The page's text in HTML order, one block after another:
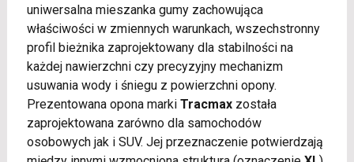
uniwersalna mieszanka gumy zachowująca
właściwości w zmiennych warunkach, wszechstronny
profil bieżnika zaprojektowany dla stabilności na
każdej nawierzchni czy precyzyjny mechanizm
usuwania wody i śniegu z powierzchni opony.
Prezentowana opona marki Tracmaxzostała
zaprojektowana zarówno dla samochodów
osobowych jak i SUV. Jej przeznaczenie potwierdzają